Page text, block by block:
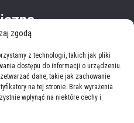
zgodą
z technologii, takich jak pliki
dostępu do informacji o urządzeniu.
dane, takie jak zachowanie
na tej stronie. Brak wyrażenia
wpłynąć na niektóre cechy i